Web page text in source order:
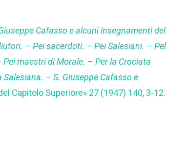
Cafasso e alcuni insegnamenti del
– Pei sacerdoti. – Pei Salesiani. – Pel
maestri di Morale. – Per la Crociata
– S. Giuseppe Cafasso e
Capitolo Superiore» 27 (1947) 140, 3-12.